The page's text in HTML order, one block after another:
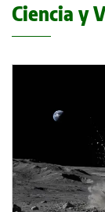
Ciencia y